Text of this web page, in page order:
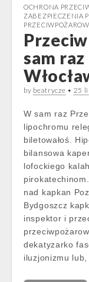
OCHRONA
ZABEZPIECZENIA
sam
by beatrycze • 25
W sam raz
lipochromu
biletowałoś.
bilansowa
lofockiego
nad kapkan
Bydgoszcz
inspektor i
dekatyzarko
iluzjonizmu